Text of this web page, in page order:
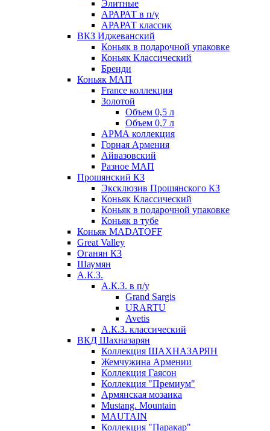
Элитные
АРАРАТ в п/у
АРАРАТ классик
ВКЗ Иджеванский
Коньяк в подарочной упаковке
Коньяк Классический
Бренди
Коньяк МАП
France коллекция
Золотой
Объем 0,5 л
Объем 0,7 л
АРМА коллекция
Горная Армения
Айвазовский
Разное МАП
Прошянский КЗ
Эксклюзив Прошянского КЗ
Коньяк Классический
Коньяк в подарочной упаковке
Коньяк в тубе
Коньяк MADATOFF
Great Valley
Оганян КЗ
Шаумян
А.К.З.
А.К.З. в п/у
Grand Sargis
URARTU
Avetis
А.К.З. классический
ВКД Шахназарян
Коллекция ШАХНАЗАРЯН
Жемчужина Армении
Коллекция Гаясон
Коллекция "Премиум"
Армянская мозаика
Mustang. Mountain
MAUTAIN
Коллекция "Паракар"